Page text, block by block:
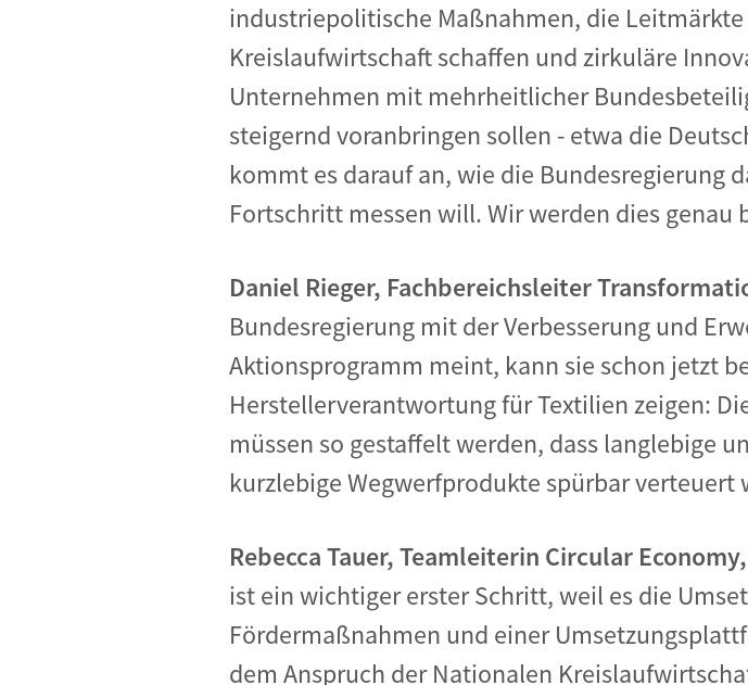
industriepolitische Maßnahmen, die
Kreislaufwirtschaft schaffen und zirkuläre
Unternehmen mit mehrheitlicher
steigernd voranbringen sollen - etwa die
kommt es darauf an, wie die Bundesregierung
Fortschritt messen will. Wir werden dies genau
Daniel Rieger, Fachbereichsleiter
Bundesregierung mit der Verbesserung und
Aktionsprogramm meint, kann sie schon jetzt
Herstellerverantwortung für Textilien zeigen:
müssen so gestaffelt werden, dass langlebige
kurzlebige Wegwerfprodukte spürbar verteuert
Rebecca Tauer, Teamleiterin Circular
ist ein wichtiger erster Schritt, weil es die
Fördermaßnahmen und einer
dem Anspruch der Nationalen